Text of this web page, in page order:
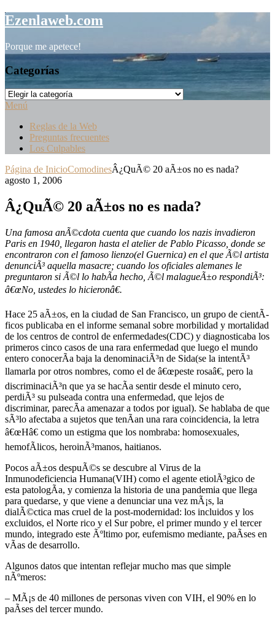
Saltar
al
Ezenlaweb.com
Porque me apetece!
Categorías
Categorías
Menú
Reglas de la Web
Preguntas frecuentes
Los Culpables
Página de InicioComodinesÂ¿QuÃ© 20 aÃ±os no es nada?
agosto 1, 2006
Â¿QuÃ© 20 aÃ±os no es nada?
Una famosa anÃ©cdota cuenta que cuando los nazis invadieron
Paris en 1940, llegaron hasta el atelier de Pablo Picasso, donde se
encontraron con el famoso lienzo(el Guernica) en el que Ã©l artista
denunciÃ³ aquella masacre; cuando los oficiales alemanes le
preguntaron si Ã©l lo habÃ­a hecho, Ã©l malagueÃ±o respondiÃ³:
â€œNo, ustedes lo hicieronâ€.
Hace 25 aÃ±os, en la ciudad de San Francisco, un grupo de cientÃ­
ficos publicaba en el informe semanal sobre morbilidad y mortalidad
de los centros de control de enfermedades(CDC) y diagnosticaba los
primeros cinco casos de una rara enfermedad que luego el mundo
entero conocerÃ­a baja la denominaciÃ³n de Sida(se la intentÃ³
llamarla por otros nombres, como el de â€œpeste rosaâ€, pero la
discriminaciÃ³n que ya se hacÃ­a sentir desde el minuto cero,
perdiÃ³ su pulseada contra una enfermedad, que lejos de
discriminar, parecÃ­a amenazar a todos por igual). Se hablaba de que
sÃ³lo afectaba a sujetos que tenÃ­an una rara coincidencia, la letra
â€œHâ€ como un estigma que los nombraba: homosexuales,
hemofÃ­licos, heroinÃ³manos, haitianos.
Pocos aÃ±os despuÃ©s se descubre al Virus de la
Inmunodeficiencia Humana(VIH) como el agente etiolÃ³gico de
esta patologÃ­a, y comienza la historia de una pandemia que llega
para quedarse, y que viene a denunciar una vez mÃ¡s, la
dialÃ©ctica mas cruel de la post-modernidad: los incluidos y los
excluidos, el Norte rico y el Sur pobre, el primer mundo y el tercer
mundo, integrado este Ãºltimo por, eufemismo mediante, paÃ­ses en
vÃ­as de desarrollo.
Algunos datos que intentan reflejar mucho mas que simple
nÃºmeros:
– MÃ¡s de 40 millones de personas viven con VIH, el 90% en lo
paÃ­ses del tercer mundo.